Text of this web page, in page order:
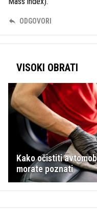
ODGOVORI
VISOKI OBRATI
Kako očistiti
morate poznati